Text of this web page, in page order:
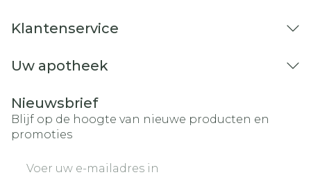
Klantenservice
Uw apotheek
Nieuwsbrief
Blijf op de hoogte van nieuwe producten en
promoties